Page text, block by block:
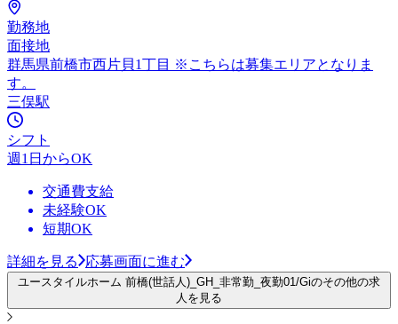
勤務地
面接地
群馬県前橋市西片貝1丁目 ※こちらは募集エリアとなりま
す。
三俣駅
シフト
週1日からOK
交通費支給
未経験OK
短期OK
詳細を見る 応募画面に進む
ユースタイルホーム 前橋(世話人)_GH_非常勤_夜勤01/Giのその他の求
人を見る